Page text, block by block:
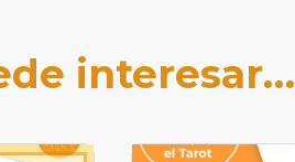
interesar…